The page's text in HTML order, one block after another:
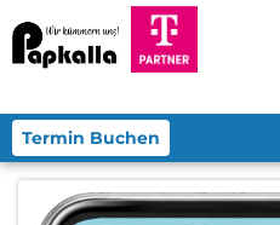
Termin Buchen